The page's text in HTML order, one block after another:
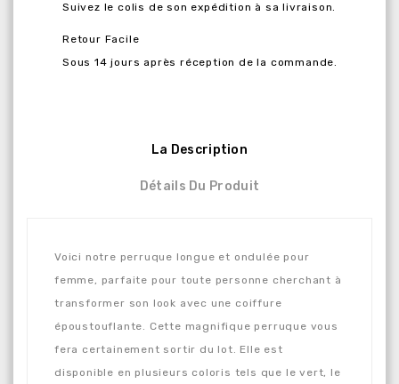
Suivez le colis de son expédition à sa livraison.
Retour Facile
Sous 14 jours après réception de la commande.
La Description
Détails Du Produit
Voici notre perruque longue et ondulée pour
femme, parfaite pour toute personne cherchant à
transformer son look avec une coiffure
époustouflante. Cette magnifique perruque vous
fera certainement sortir du lot. Elle est
disponible en plusieurs coloris tels que le vert, le